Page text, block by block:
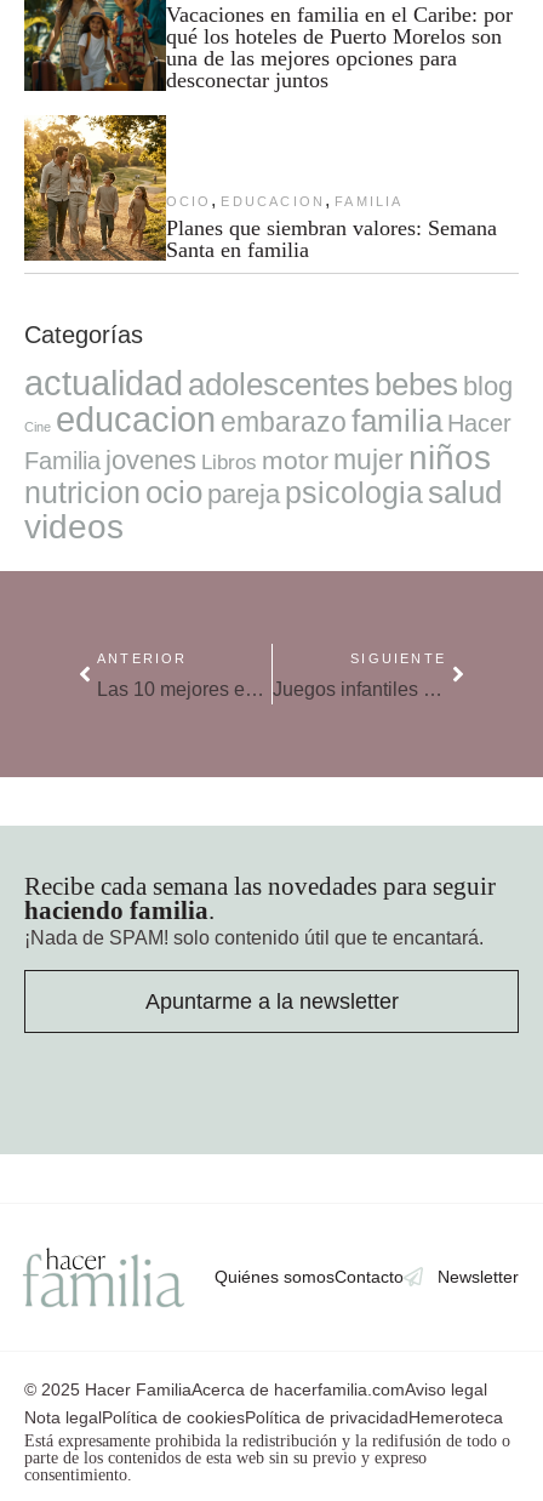
Vacaciones en familia en el Caribe: por
qué los hoteles de Puerto Morelos son
una de las mejores opciones para
desconectar juntos
OCIO , EDUCACION , FAMILIA
Planes que siembran valores: Semana
Santa en familia
Categorías
actualidad adolescentes bebes blog
Cine educacion embarazofamilia Hacer
Familia jovenes Libros motor mujer niños
nutricion ocio pareja psicologiasalud
videos
ANTERIOR
Las 10 mejores estaciones de esquí para familias
SIGUIENTE
Juegos infantiles para una Navidad en familia
Recibe cada semana las novedades para seguir
haciendo familia.
¡Nada de SPAM! solo contenido útil que te encantará.
Apuntarme a la newsletter
Quiénes somosContacto Newsletter
© 2025 Hacer FamiliaAcerca de hacerfamilia.comAviso legal
Nota legalPolítica de cookiesPolítica de privacidadHemeroteca
Está expresamente prohibida la redistribución y la redifusión de todo o
parte de los contenidos de esta web sin su previo y expreso
consentimiento.